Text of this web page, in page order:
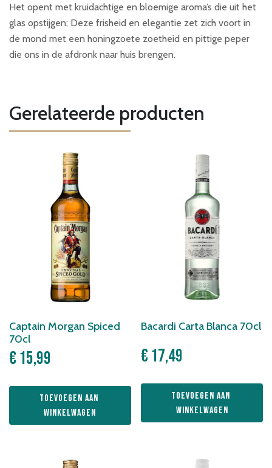
Het opent met kruidachtige en bloemige aroma’s die uit het
glas opstijgen; Deze frisheid en elegantie zet zich voort in
de mond met een honingzoete zoetheid en pittige peper
die ons in de afdronk naar huis brengen.
Gerelateerde producten
Captain Morgan Spiced
70cl
€15,99
Toevoegen aan
winkelwagen
Bacardi Carta Blanca 70cl
€17,49
Toevoegen aan
winkelwagen